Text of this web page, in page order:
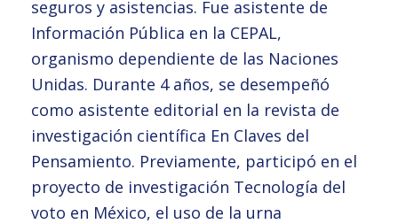
seguros y asistencias. Fue asistente de
Información Pública en la CEPAL,
organismo dependiente de las Naciones
Unidas. Durante 4 años, se desempeñó
como asistente editorial en la revista de
investigación científica En Claves del
Pensamiento. Previamente, participó en el
proyecto de investigación Tecnología del
voto en México, el uso de la urna